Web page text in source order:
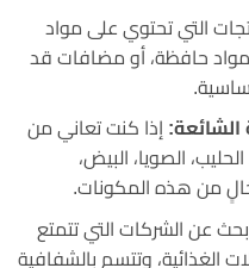
التي تحتوي على مواد
مواد حافظة، أو مضافات قد
إذا كنت تعاني من
الصويا، البيض،
من هذه المكونات.
عن الشركات التي تتمتع
وتتسم بالشفافية